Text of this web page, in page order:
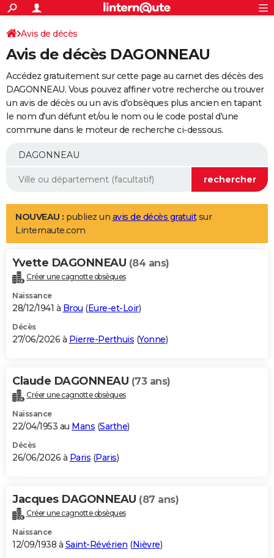
ACTUALITÉS
Politique
Société
Faits Divers
Education
Monde
Villes
+
SPORT
Coupe du monde 2026
Football
Tennis
Cyclisme
Rugby
Forum
Programme TV
TNT
Streaming
Cinéma
Sorties cinéma
Musique
+
FINANCE
Impôts
Immobilier
Risques naturels par ville
Banque
Assurance
Crédit
AUTO
Essais
Réserver un essai
Citadines
Berlines
SUV
Forum auto
+
Mobiles
Meilleur smartphone
Internet
Ordinateurs
Jeux vidéo
Guide high-tech
Aménagement intérieur
LIFESTYLE
Art de vivre
Bien-être
Loisirs
Mode
Modes de vie
Alimentation
Guide de la santé
Maladies
Médicaments
Sommeil
VOYAGE
Destinations
City break
Voyage nature
Voyage de noces
Forum
Climat
+PHOTO
GUIDES D'ACHAT
BONS PLANS
Carte de Noël
Carte Bonne année
Carte Saint-Valentin
Carte Pâques
Carte d'anniversaire
DICTIONNAIRE
Dictionnaire
Biographies
Citations
Expressions
Proverbes
PROGRAMME TV
S'inscrire
Se connecter
Lycées
Collèges
Primaires
Universités
Entreprises
Service militaire
Avis de recherche
AVIS DE DÉCÈS
Bricolage
Lifestyle
Culture
Sport
Auto
Television
Voyage
Cinema
Avis de décès
Avis de décès DAGONNEAU
Accédez gratuitement sur cette page au carnet des décès des
DAGONNEAU. Vous pouvez affiner votre recherche ou trouver
un avis de décès ou un avis d'obsèques plus ancien en tapant
le nom d'un défunt et/ou le nom ou le code postal d'une
commune dans le moteur de recherche ci-dessous.
NOUVEAU : publiez un avis de décès gratuitsur
Linternaute.com
Yvette DAGONNEAU (84 ans)
Créer une cagnotte obsèques
Naissance
28/12/1941 à Brou (Eure-et-Loir)
Décès
27/06/2026 à Pierre-Perthuis (Yonne)
Claude DAGONNEAU (73 ans)
Créer une cagnotte obsèques
Naissance
22/04/1953 au Mans (Sarthe)
Décès
26/06/2026 à Paris (Paris)
Jacques DAGONNEAU (87 ans)
Créer une cagnotte obsèques
Naissance
12/09/1938 à Saint-Révérien (Nièvre)